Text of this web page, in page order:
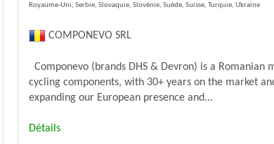
Royaume-Uni, Serbie, Slovaquie, Slovénie, Suède, Suisse, Turquie, Ukraine
COMPONEVO SRL
Componevo (brands DHS & Devron) is a
cycling components, with 30+ years on the market
expanding our European presence and...
Détails